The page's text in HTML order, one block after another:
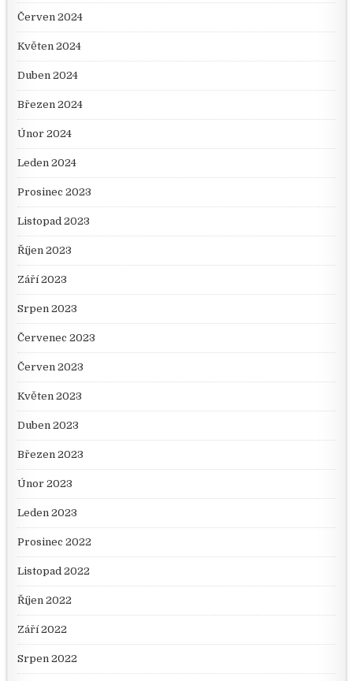
Červen 2024
Květen 2024
Duben 2024
Březen 2024
Únor 2024
Leden 2024
Prosinec 2023
Listopad 2023
Říjen 2023
Září 2023
Srpen 2023
Červenec 2023
Červen 2023
Květen 2023
Duben 2023
Březen 2023
Únor 2023
Leden 2023
Prosinec 2022
Listopad 2022
Říjen 2022
Září 2022
Srpen 2022